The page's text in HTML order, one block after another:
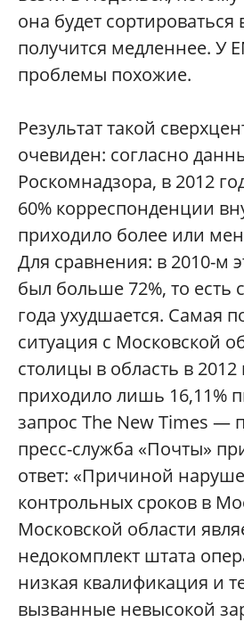
она будет
получится медленнее. У
проблемы похожие.
Результат такой
очевиден: согласно
Роскомнадзора, в 2012
60% корреспонденции
приходило более или
Для сравнения: в 2010-м
был больше 72%, то есть
года ухудшается. Самая
ситуация с Московской
столицы в область в 2012
приходило лишь 16,11%
запрос The New Times —
пресс-служба «Почты»
ответ: «Причиной
контрольных сроков в
Московской области
недокомплект штата
низкая квалификация и
вызванные невысокой